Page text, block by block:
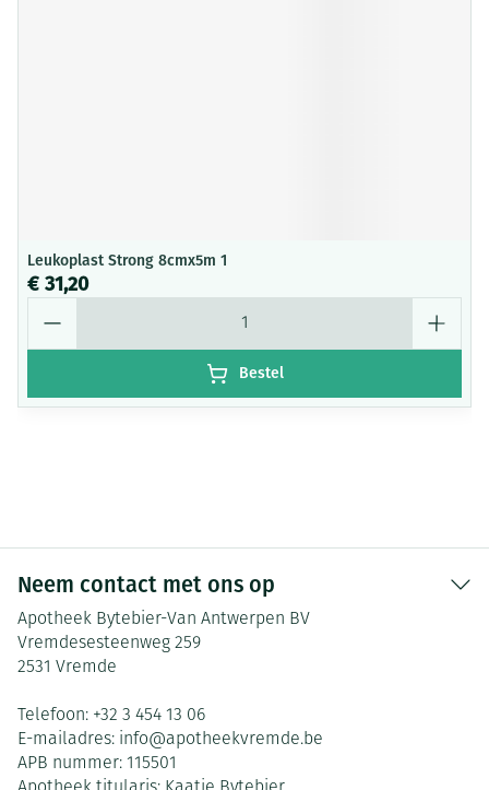
Leukoplast Strong 8cmx5m 1
€ 31,20
Bestel
Neem contact met ons op
Apotheek Bytebier-Van Antwerpen BV
Vremdesesteenweg 259
2531 Vremde
Telefoon: +32 3 454 13 06
E-mailadres: info@apotheekvremde.be
APB nummer: 115501